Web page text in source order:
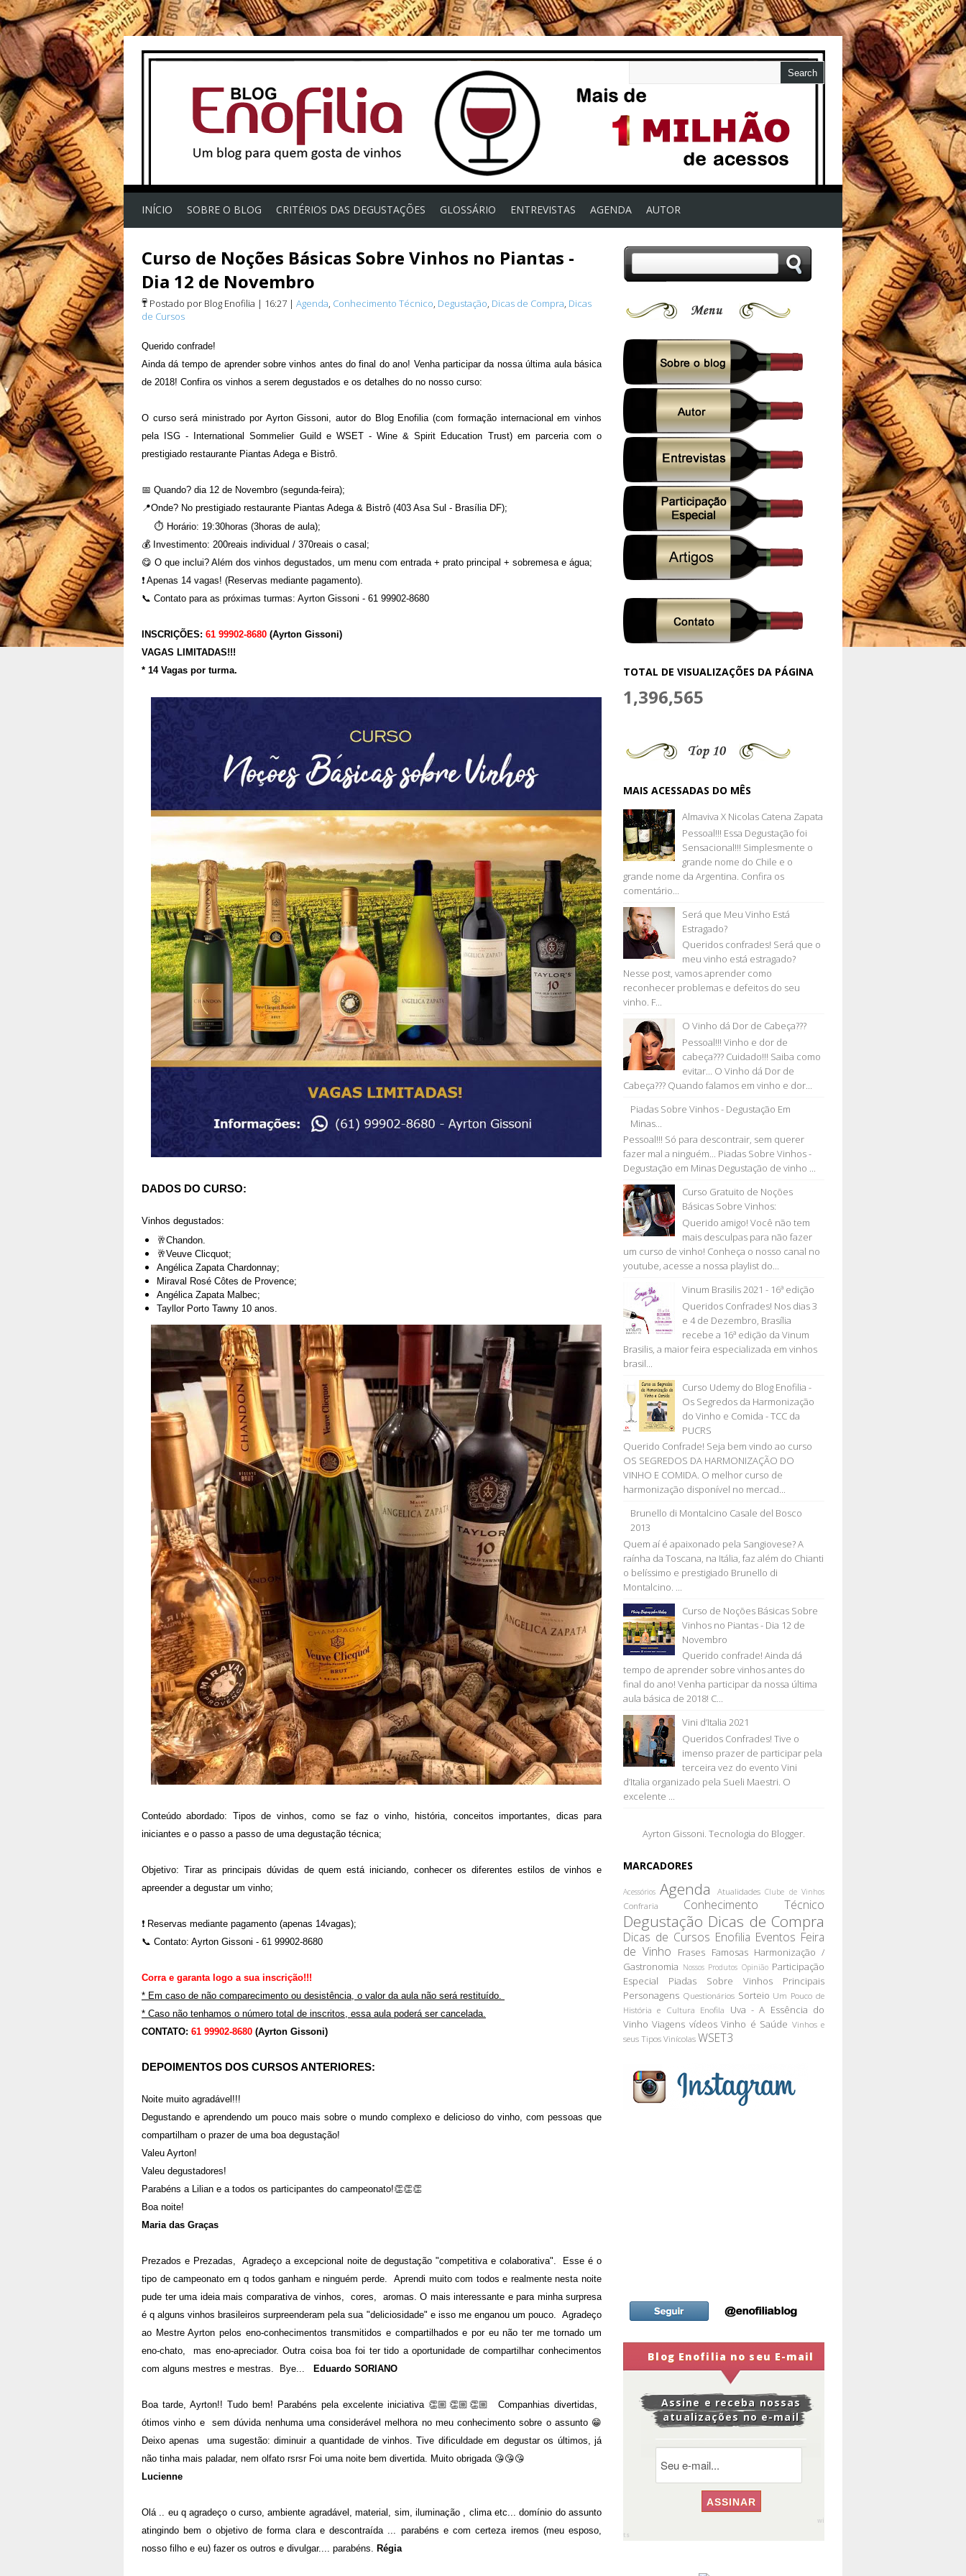
INÍCIO SOBRE O BLOG CRITÉRIOS DAS DEGUSTAÇÕES GLOSSÁRIO ENTREVISTAS AGENDA AUTOR
Curso de Noções Básicas Sobre Vinhos no Piantas -
Dia 12 de Novembro
Postado por Blog Enofilia | 16:27 | Agenda, Conhecimento Técnico, Degustação, Dicas de Compra, Dicas
de Cursos
Querido confrade!
Ainda dá tempo de aprender sobre vinhos antes do final do ano! Venha participar da nossa última aula básica
de 2018! Confira os vinhos a serem degustados e os detalhes do no nosso curso:
O curso será ministrado por Ayrton Gissoni, autor do Blog Enofilia (com formação internacional em vinhos
pela ISG - International Sommelier Guild e WSET - Wine & Spirit Education Trust) em parceria com o
prestigiado restaurante Piantas Adega e Bistrô.
📅 Quando? dia 12 de Novembro (segunda-feira);
📍Onde? No prestigiado restaurante Piantas Adega & Bistrô (403 Asa Sul - Brasília DF);
⏱ Horário: 19:30horas (3horas de aula);
💰 Investimento: 200reais individual / 370reais o casal;
😋 O que inclui? Além dos vinhos degustados, um menu com entrada + prato principal + sobremesa e água;
❗️ Apenas 14 vagas! (Reservas mediante pagamento).
📞 Contato para as próximas turmas: Ayrton Gissoni - 61 99902-8680
INSCRIÇÕES: 61 99902-8680 (Ayrton Gissoni)
VAGAS LIMITADAS!!!
* 14 Vagas por turma.
DADOS DO CURSO:
Vinhos degustados:
🥂Chandon.
🥂Veuve Clicquot;
Angélica Zapata Chardonnay;
Miraval Rosé Côtes de Provence;
Angélica Zapata Malbec;
Tayllor Porto Tawny 10 anos.
Conteúdo abordado: Tipos de vinhos, como se faz o vinho, história, conceitos importantes, dicas para
iniciantes e o passo a passo de uma degustação técnica;
Objetivo: Tirar as principais dúvidas de quem está iniciando, conhecer os diferentes estilos de vinhos e
apreender a degustar um vinho;
❗️ Reservas mediante pagamento (apenas 14vagas);
📞 Contato: Ayrton Gissoni - 61 99902-8680
Corra e garanta logo a sua inscrição!!!
* Em caso de não comparecimento ou desistência, o valor da aula não será restituído.
* Caso não tenhamos o número total de inscritos, essa aula poderá ser cancelada.
CONTATO: 61 99902-8680 (Ayrton Gissoni)
DEPOIMENTOS DOS CURSOS ANTERIORES:
Noite muito agradável!!!
Degustando e aprendendo um pouco mais sobre o mundo complexo e delicioso do vinho, com pessoas que
compartilham o prazer de uma boa degustação!
Valeu Ayrton!
Valeu degustadores!
Parabéns a Lilian e a todos os participantes do campeonato!👏👏👏
Boa noite!
Maria das Graças
Prezados e Prezadas, Agradeço a excepcional noite de degustação "competitiva e colaborativa". Esse é o
tipo de campeonato em q todos ganham e ninguém perde. Aprendi muito com todos e realmente nesta noite
pude ter uma ideia mais comparativa de vinhos, cores, aromas. O mais interessante e para minha surpresa
é q alguns vinhos brasileiros surpreenderam pela sua "deliciosidade" e isso me enganou um pouco. Agradeço
ao Mestre Ayrton pelos eno-conhecimentos transmitidos e compartilhados e por eu não ter me tornado um
eno-chato, mas eno-apreciador. Outra coisa boa foi ter tido a oportunidade de compartilhar conhecimentos
com alguns mestres e mestras. Bye...
Eduardo SORIANO
Boa tarde, Ayrton!! Tudo bem! Parabéns pela excelente iniciativa 👏🏼👏🏼👏🏼 Companhias divertidas,
ótimos vinho e sem dúvida nenhuma uma considerável melhora no meu conhecimento sobre o assunto 😁
Deixo apenas uma sugestão: diminuir a quantidade de vinhos. Tive dificuldade em degustar os últimos, já
não tinha mais paladar, nem olfato rsrsr Foi uma noite bem divertida. Muito obrigada 😘😘😘
Lucienne
Olá .. eu q agradeço o curso, ambiente agradável, material, sim, iluminação , clima etc... domínio do assunto
atingindo bem o objetivo de forma clara e descontraída ... parabéns e com certeza iremos (meu esposo,
nosso filho e eu) fazer os outros e divulgar.... parabéns. Régia
TOTAL DE VISUALIZAÇÕES DA PÁGINA
1,396,565
MAIS ACESSADAS DO MÊS
Almaviva X Nicolas Catena Zapata
Pessoal!!! Essa Degustação foi
Sensacional!!! Simplesmente o
grande nome do Chile e o
grande nome da Argentina. Confira os
comentário...
Será que Meu Vinho Está
Estragado?
Queridos confrades! Será que o
meu vinho está estragado?
Nesse post, vamos aprender como
reconhecer problemas e defeitos do seu
vinho. F...
O Vinho dá Dor de Cabeça???
Pessoal!!! Vinho e dor de
cabeça??? Cuidado!!! Saiba como
evitar... O Vinho dá Dor de
Cabeça??? Quando falamos em vinho e dor...
Piadas Sobre Vinhos - Degustação Em
Minas...
Pessoal!!! Só para descontrair, sem querer
fazer mal a ninguém... Piadas Sobre Vinhos -
Degustação em Minas Degustação de vinho ...
Curso Gratuito de Noções
Básicas Sobre Vinhos:
Querido amigo! Você não tem
mais desculpas para não fazer
um curso de vinho! Conheça o nosso canal no
youtube, acesse a nossa playlist do...
Vinum Brasilis 2021 - 16ª edição
Queridos Confrades! Nos dias 3
e 4 de Dezembro, Brasília
recebe a 16ª edição da Vinum
Brasilis, a maior feira especializada em vinhos
brasil...
Curso Udemy do Blog Enofilia -
Os Segredos da Harmonização
do Vinho e Comida - TCC da
PUCRS
Querido Confrade! Seja bem vindo ao curso
OS SEGREDOS DA HARMONIZAÇÃO DO
VINHO E COMIDA. O melhor curso de
harmonização disponível no mercad...
Brunello di Montalcino Casale del Bosco
2013
Quem aí é apaixonado pela Sangiovese? A
raínha da Toscana, na Itália, faz além do Chianti
o belíssimo e prestigiado Brunello di
Montalcino. ...
Curso de Noções Básicas Sobre
Vinhos no Piantas - Dia 12 de
Novembro
Querido confrade! Ainda dá
tempo de aprender sobre vinhos antes do
final do ano! Venha participar da nossa última
aula básica de 2018! C...
Vini d’Italia 2021
Queridos Confrades! Tive o
imenso prazer de participar pela
terceira vez do evento Vini
d’Italia organizado pela Sueli Maestri. O
excelente ...
Ayrton Gissoni. Tecnologia do Blogger.
MARCADORES
Acessórios Agenda Atualidades Clube de Vinhos
Confraria Conhecimento Técnico
Degustação Dicas de Compra
Dicas de Cursos Enofilia Eventos Feira
de Vinho
Frases Famosas Harmonização /
Gastronomia Nossos Produtos Opinião Participação
Especial
Piadas Sobre Vinhos
Principais
Personagens Questionários Sorteio Um Pouco de
História e Cultura Enofila
Uva - A Essência do
Vinho Viagens vídeos Vinho é Saúde Vinhos e
seus TiposVinícolasWSET3
Blog Enofilia no seu E-mail
Assine e receba nossas
atualizações no e-mail
widge
ts